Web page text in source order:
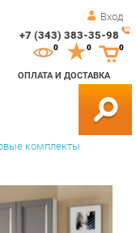
Вход
+7 (343) 383-35-98
ОПЛАТА И ДОСТАВКА
0 0
комплекты